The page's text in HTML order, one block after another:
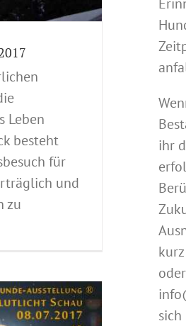
Leben
besteht
für
und
zu
ihr